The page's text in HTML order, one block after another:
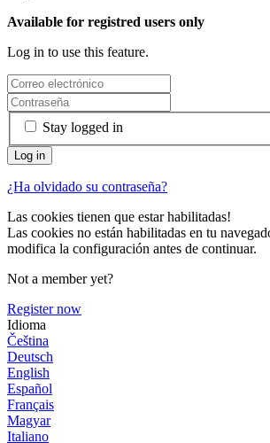
Available for registred users only
Log in to use this feature.
Stay logged in
¿Ha olvidado su contraseña?
Las cookies tienen que estar habilitadas!
Las cookies no están habilitadas en tu
modifica la configuración antes de continuar.
Not a member yet?
Register now
Idioma
Čeština
Deutsch
English
Español
Français
Magyar
Italiano